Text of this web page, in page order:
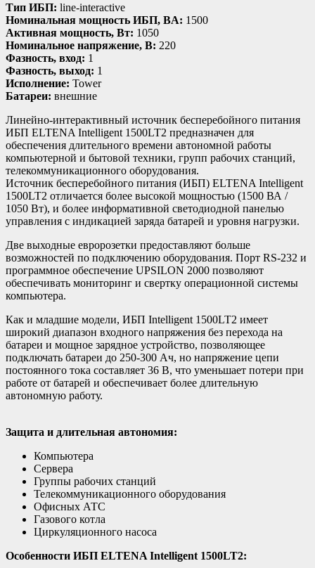
Тип ИБП: line-interactive
Номинальная мощность ИБП, BA: 1500
Активная мощность, Bт: 1050
Номинальное напряжение, В: 220
Фазность, вход: 1
Фазность, выход: 1
Исполнение: Tower
Батареи: внешние
Линейно-интерактивный источник бесперебойного питания
ИБП ELTENA Intelligent 1500LT2 предназначен для
обеспечения длительного времени автономной работы
компьютерной и бытовой техники, групп рабочих станций,
телекоммуникационного оборудования.
Источник бесперебойного питания (ИБП) ELTENA Intelligent
1500LT2 отличается более высокой мощностью (1500 ВА /
1050 Вт), и более информативной светодиодной панелью
управления с индикацией заряда батарей и уровня нагрузки.
Две выходные евророзетки предоставляют больше
возможностей по подключению оборудования. Порт RS-232 и
программное обеспечение UPSILON 2000 позволяют
обеспечивать мониторинг и свертку операционной системы
компьютера.
Как и младшие модели, ИБП Intelligent 1500LT2 имеет
широкий диапазон входного напряжения без перехода на
батареи и мощное зарядное устройство, позволяющее
подключать батареи до 250-300 Ач, но напряжение цепи
постоянного тока составляет 36 В, что уменьшает потери при
работе от батарей и обеспечивает более длительную
автономную работу.
Защита и длительная автономия:
Компьютера
Сервера
Группы рабочих станций
Телекоммуникационного оборудования
Офисных АТС
Газового котла
Циркуляционного насоса
Особенности ИБП ELTENA Intelligent 1500LT2: